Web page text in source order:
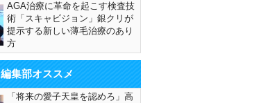
AGA治療に革命を起こす検査技
術「スキャビジョン」銀クリが
提示する新しい薄毛治療のあり
方
編集部オススメ
「将来の愛子天皇を認めろ」高